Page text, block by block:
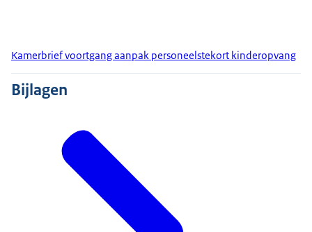
Kamerbrief voortgang aanpak personeelstekort kinderopvang
Bijlagen